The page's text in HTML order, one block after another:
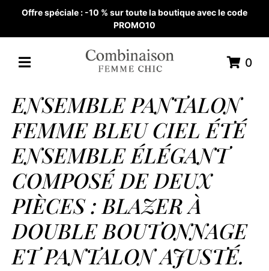
Offre spéciale : -10 % sur toute la boutique avec le code
PROMO10
0
ENSEMBLE PANTALON
FEMME BLEU CIEL ÉTÉ
ENSEMBLE ÉLÉGANT
COMPOSÉ DE DEUX
PIÈCES : BLAZER À
DOUBLE BOUTONNAGE
ET PANTALON AJUSTÉ.